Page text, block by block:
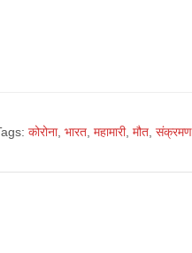
कोरोना, भारत, महामारी, मौत, संक्रमण